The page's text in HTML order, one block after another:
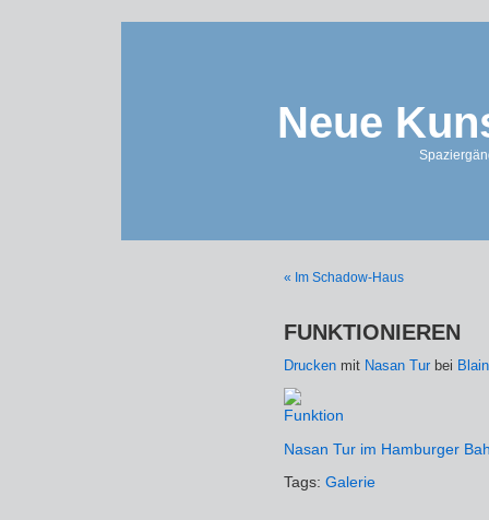
Neue
« Im Schadow-Haus
FUNKTIONIEREN
Drucken mit Nasan Tur bei
Nasan Tur im Hamburger
Tags: Galerie